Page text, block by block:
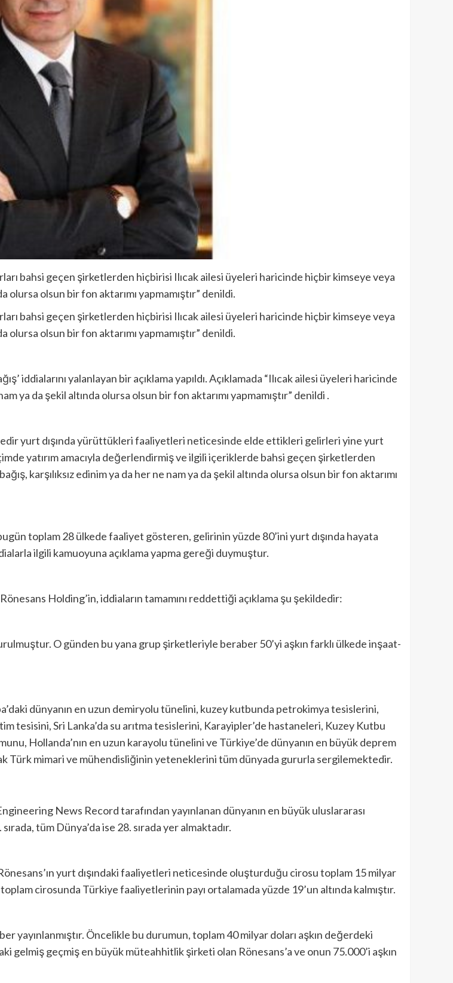
bahsi geçen şirketlerden hiçbirisi Ilıcak ailesi üyeleri haricinde hiçbir kimseye veya
olursa olsun bir fon aktarımı yapmamıştır” denildi.
bahsi geçen şirketlerden hiçbirisi Ilıcak ailesi üyeleri haricinde hiçbir kimseye veya
olursa olsun bir fon aktarımı yapmamıştır” denildi.
iddialarını yalanlayan bir açıklama yapıldı. Açıklamada “Ilıcak ailesi üyeleri haricinde
ya da şekil altında olursa olsun bir fon aktarımı yapmamıştır” denildi .
yurt dışında yürüttükleri faaliyetleri neticesinde elde ettikleri gelirleri yine yurt
yatırım amacıyla değerlendirmiş ve ilgili içeriklerde bahsi geçen şirketlerden
karşılıksız edinim ya da her ne nam ya da şekil altında olursa olsun bir fon aktarımı
toplam 28 ülkede faaliyet gösteren, gelirinin yüzde 80’ini yurt dışında hayata
ilgili kamuoyuna açıklama yapma gereği duymuştur.
Holding’in, iddiaların tamamını reddettiği açıklama şu şekildedir:
O günden bu yana grup şirketleriyle beraber 50’yi aşkın farklı ülkede inşaat-
dünyanın en uzun demiryolu tünelini, kuzey kutbunda petrokimya tesislerini,
tesisini, Sri Lanka’da su arıtma tesislerini, Karayipler’de hastaneleri, Kuzey Kutbu
Hollanda’nın en uzun karayolu tünelini ve Türkiye’de dünyanın en büyük deprem
Türk mimari ve mühendisliğinin yeteneklerini tüm dünyada gururla sergilemektedir.
News Record tarafından yayınlanan dünyanın en büyük uluslararası
tüm Dünya’da ise 28. sırada yer almaktadır.
yurt dışındaki faaliyetleri neticesinde oluşturduğu cirosu toplam 15 milyar
cirosunda Türkiye faaliyetlerinin payı ortalamada yüzde 19’un altında kalmıştır.
yayınlanmıştır. Öncelikle bu durumun, toplam 40 milyar doları aşkın değerdeki
gelmiş geçmiş en büyük müteahhitlik şirketi olan Rönesans’a ve onun 75.000’i aşkın